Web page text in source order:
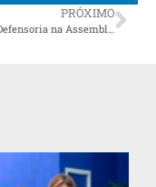
PRÓXIMO
Posto da Defensoria na Assembleia Legislativa faz mais de 1200 atendimentos em menos de seis meses